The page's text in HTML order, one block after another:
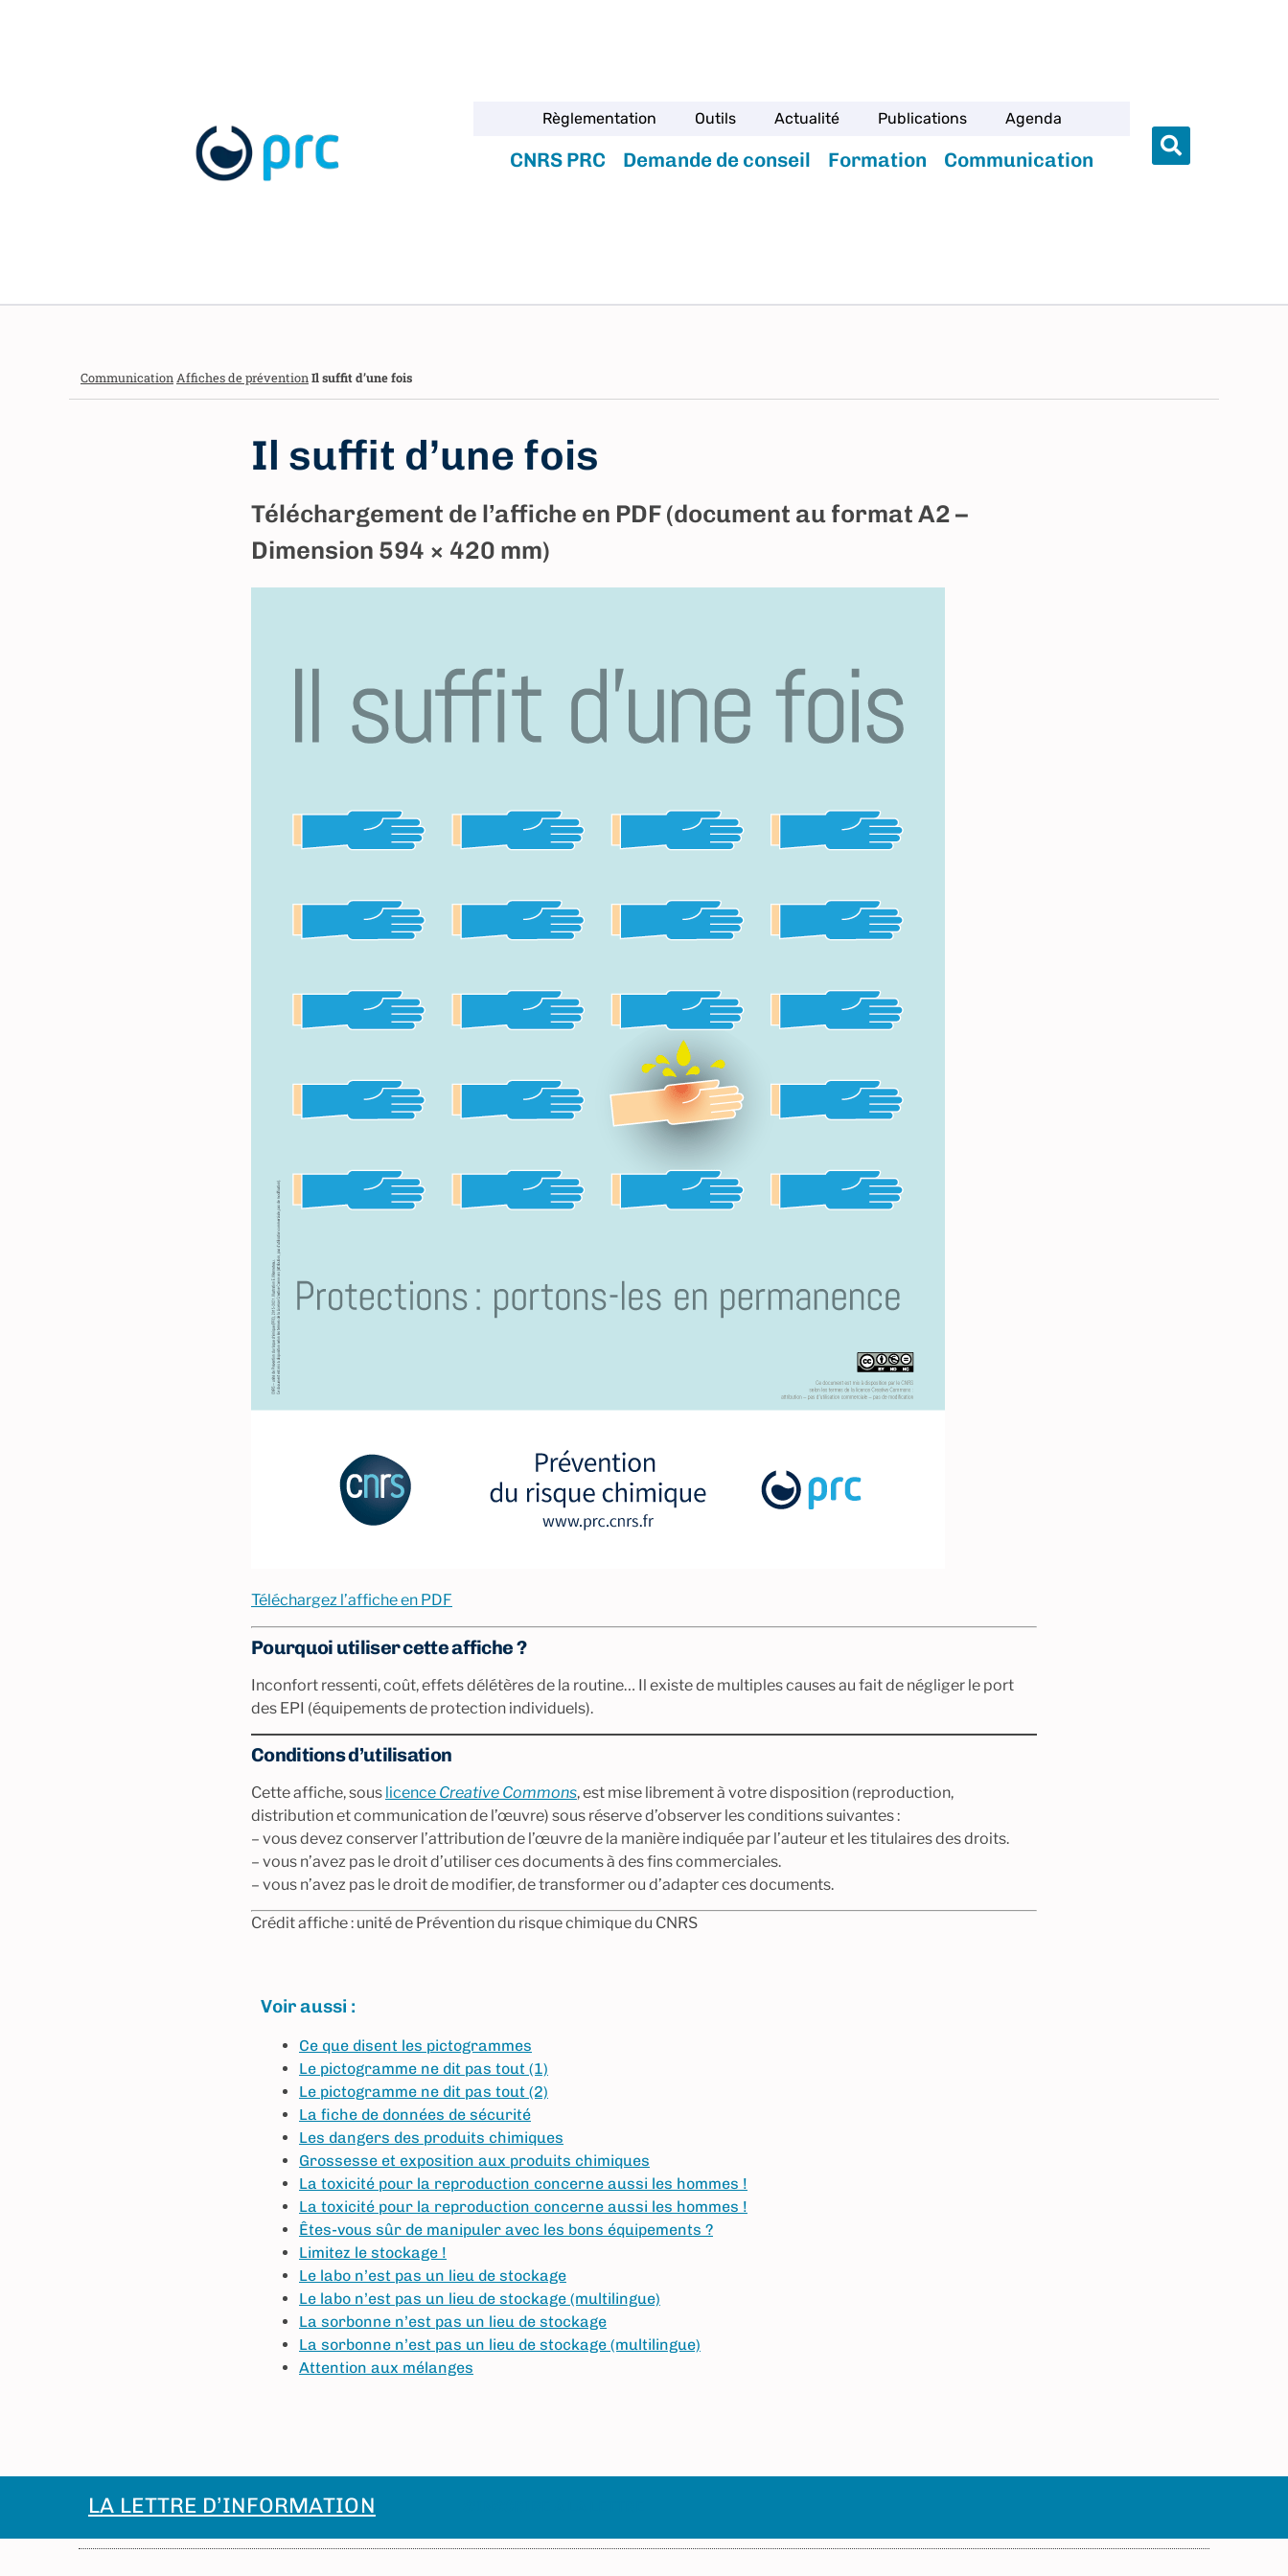
Règlementation Outils Actualité Publications Agenda
CNRS PRC Demande de conseil Formation Communication
Communication Affiches de prévention Il suffit d’une fois
Il suffit d’une fois
Téléchargement de l’affiche en PDF (document au format A2 –
Dimension 594 × 420 mm)
Téléchargez l’affiche en PDF
Pourquoi utiliser cette affiche ?
Inconfort ressenti, coût, effets délétères de la routine… Il existe de multiples causes au fait de négliger le port
des EPI (équipements de protection individuels).
Conditions d’utilisation
Cette affiche, sous licence Creative Commons, est mise librement à votre disposition (reproduction,
distribution et communication de l’œuvre) sous réserve d’observer les conditions suivantes :
– vous devez conserver l’attribution de l’œuvre de la manière indiquée par l’auteur et les titulaires des droits.
– vous n’avez pas le droit d’utiliser ces documents à des fins commerciales.
– vous n’avez pas le droit de modifier, de transformer ou d’adapter ces documents.
Crédit affiche : unité de Prévention du risque chimique du CNRS
Voir aussi :
Ce que disent les pictogrammes
Le pictogramme ne dit pas tout (1)
Le pictogramme ne dit pas tout (2)
La fiche de données de sécurité
Les dangers des produits chimiques
Grossesse et exposition aux produits chimiques
La toxicité pour la reproduction concerne aussi les hommes !
La toxicité pour la reproduction concerne aussi les hommes !
Êtes-vous sûr de manipuler avec les bons équipements ?
Limitez le stockage !
Le labo n’est pas un lieu de stockage
Le labo n’est pas un lieu de stockage (multilingue)
La sorbonne n’est pas un lieu de stockage
La sorbonne n’est pas un lieu de stockage (multilingue)
Attention aux mélanges
LA LETTRE D’INFORMATION